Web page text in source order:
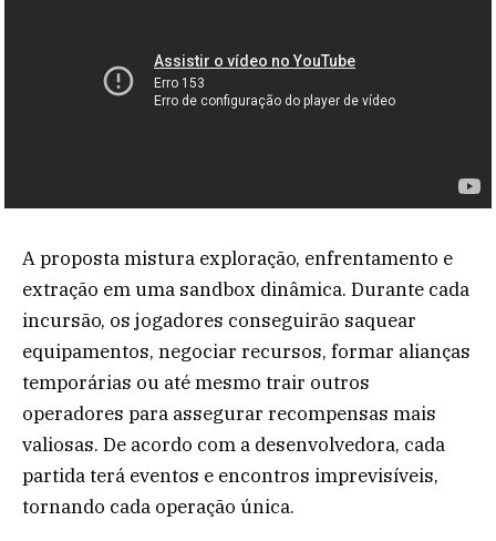
A proposta mistura exploração, enfrentamento e
extração em uma sandbox dinâmica. Durante cada
incursão, os jogadores conseguirão saquear
equipamentos, negociar recursos, formar alianças
temporárias ou até mesmo trair outros
operadores para assegurar recompensas mais
valiosas. De acordo com a desenvolvedora, cada
partida terá eventos e encontros imprevisíveis,
tornando cada operação única.